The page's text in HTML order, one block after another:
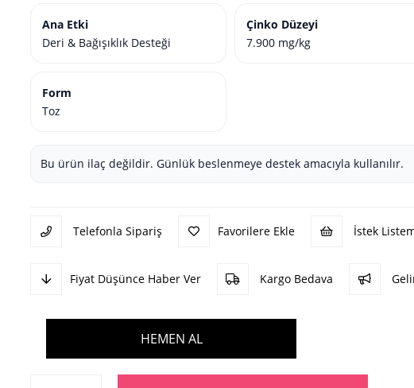
Ana Etki
Deri & Bağışıklık Desteği
Çinko Düzeyi
7.900 mg/kg
Form
Toz
Bu ürün ilaç değildir. Günlük beslenmeye destek amacıyla kullanılır.
Telefonla Sipariş Favorilere Ekle İstek
Fiyat Düşünce Haber Ver Kargo Bedava